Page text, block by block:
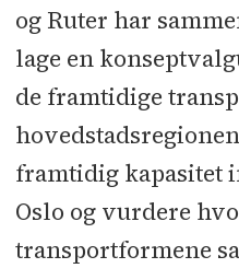
og Ruter har
lage en
de framtidige
framtidig kapasitet
Oslo og vurdere
transportformene